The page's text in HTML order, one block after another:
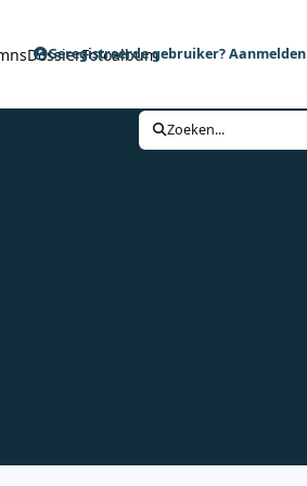
DossierFotoalbum
Geregistreerde gebruiker? Aanmelden
Zoeken...